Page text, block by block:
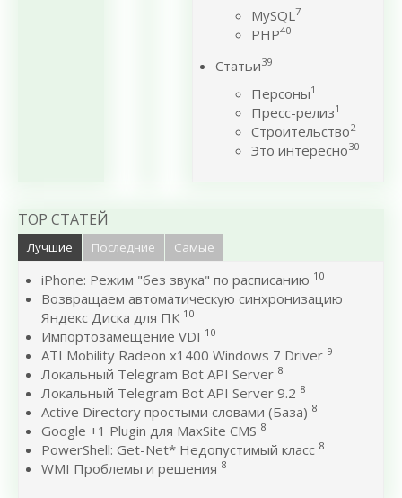
MySQL7
PHP40
Статьи39
Персоны1
Пресс-релиз1
Строительство2
Это интересно30
TOP СТАТЕЙ
Лучшие Последние Самые
iPhone: Режим "без звука" по расписанию 10
Возвращаем автоматическую синхронизацию
Яндекс Диска для ПК 10
Импортозамещение VDI 10
ATI Mobility Radeon x1400 Windows 7 Driver 9
Локальный Telegram Bot API Server 8
Локальный Telegram Bot API Server 9.2 8
Active Directory простыми словами (База) 8
Google +1 Plugin для MaxSite CMS 8
PowerShell: Get-Net* Недопустимый класс 8
WMI Проблемы и решения 8